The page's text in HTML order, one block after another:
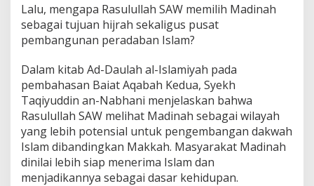
Lalu, mengapa Rasulullah SAW memilih Madinah
sebagai tujuan hijrah sekaligus pusat
pembangunan peradaban Islam?
Dalam kitab Ad-Daulah al-Islamiyah pada
pembahasan Baiat Aqabah Kedua, Syekh
Taqiyuddin an-Nabhani menjelaskan bahwa
Rasulullah SAW melihat Madinah sebagai wilayah
yang lebih potensial untuk pengembangan dakwah
Islam dibandingkan Makkah. Masyarakat Madinah
dinilai lebih siap menerima Islam dan
menjadikannya sebagai dasar kehidupan.